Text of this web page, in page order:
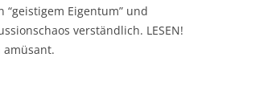
Eigentum” und
verständlich. LESEN!